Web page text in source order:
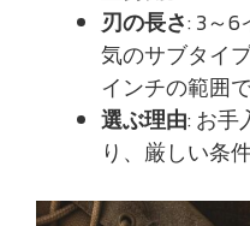
刃の長さ: 3～6
気のサブタイ
インチの範囲で
選ぶ理由: お手
り、厳しい条